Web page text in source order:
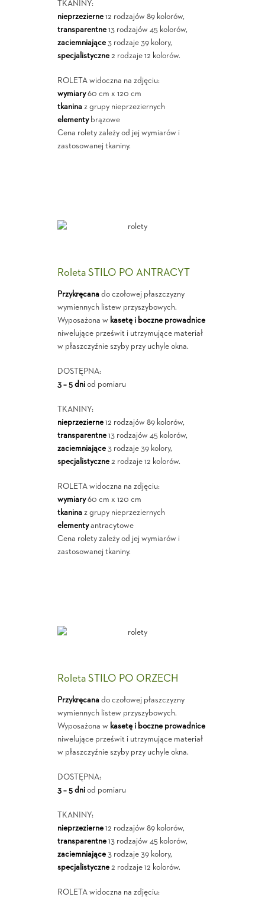
TKANINY:
nieprzezierne12 rodzajów 89 kolorów,
transparentne13 rodzajów 45 kolorów,
zaciemniające3 rodzaje 39 kolory,
specjalistyczne2 rodzaje 12 kolorów.
ROLETA widoczna na zdjęciu:
wymiary60 cm x 120 cm
tkaninaz grupy nieprzeziernych
elementybrązowe
Cena rolety zależy od jej wymiarów i
zastosowanej tkaniny.
Roleta STILO PO ANTRACYT
Przykręcanado czołowej płaszczyzny
wymiennych listew przyszybowych.
Wyposażona w kasetę i boczne prowadnice
niwelujące prześwit i utrzymujące materiał
w płaszczyźnie szyby przy uchyle okna.
DOSTĘPNA:
3 – 5 dniod pomiaru
TKANINY:
nieprzezierne12 rodzajów 89 kolorów,
transparentne13 rodzajów 45 kolorów,
zaciemniające3 rodzaje 39 kolory,
specjalistyczne2 rodzaje 12 kolorów.
ROLETA widoczna na zdjęciu:
wymiary60 cm x 120 cm
tkaninaz grupy nieprzeziernych
elementyantracytowe
Cena rolety zależy od jej wymiarów i
zastosowanej tkaniny.
Roleta STILO PO ORZECH
Przykręcanado czołowej płaszczyzny
wymiennych listew przyszybowych.
Wyposażona w kasetę i boczne prowadnice
niwelujące prześwit i utrzymujące materiał
w płaszczyźnie szyby przy uchyle okna.
DOSTĘPNA:
3 – 5 dniod pomiaru
TKANINY:
nieprzezierne12 rodzajów 89 kolorów,
transparentne13 rodzajów 45 kolorów,
zaciemniające3 rodzaje 39 kolory,
specjalistyczne2 rodzaje 12 kolorów.
ROLETA widoczna na zdjęciu: